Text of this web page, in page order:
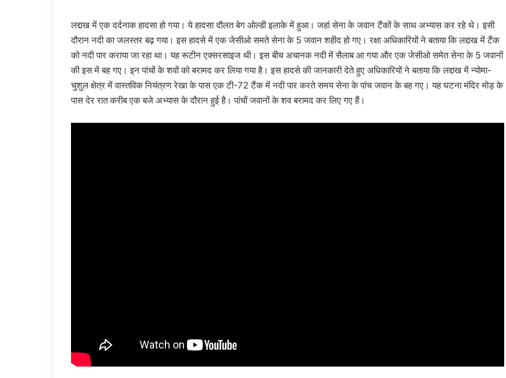
लद्दाख में एक दर्दनाक हादसा हो गया। ये हादसा दौलत बेग ओल्डी इलाके में हुआ। जहां सेना के जवान टैंकों के साथ अभ्यास कर रहे थे। इसी
दौरान नदी का जलस्तर बढ़ गया। इस हादसे में एक जेसीओ समते सेना के 5 जवान शहीद हो गए। रक्षा अधिकारियों ने बताया कि लद्दाख में टैंक
को नदी पार कराया जा रहा था। यह रूटीन एक्सरसाइज थी। इस बीच अचानक नदी में सैलाब आ गया और एक जेसीओ समेत सेना के 5 जवानों
की इस में बह गए। इन पांचों के शवों को बरामद कर लिया गया है। इस हादसे की जानकारी देते हुए अधिकारियों ने बताया कि लद्दाख में न्योमा-
चुशुल क्षेत्र में वास्तविक नियंत्रण रेखा के पास एक टी-72 टैंक में नदी पार करते समय सेना के पांच जवान के बह गए। यह घटना मंदिर मोड़ के
पास देर रात करीब एक बजे अभ्यास के दौरान हुई है। पांचों जवानों के शव बरामद कर लिए गए हैं।